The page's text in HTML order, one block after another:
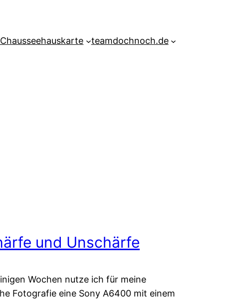
teamdochnoch.de
und Unschärfe
Wochen nutze ich für meine
Fotografie eine Sony A6400 mit einem